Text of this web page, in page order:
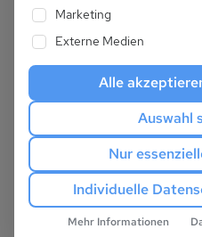
Marketing
Externe Medien
Alle
Auswahl
Nur
Individuelle
Mehr Informationen